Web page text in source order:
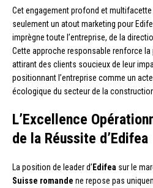
Cet engagement profond et multifacette
seulement un atout marketing pour
imprègne toute l’entreprise, de la
Cette approche responsable renforce la
attirant des clients soucieux de leur
positionnant l’entreprise comme un
écologique du secteur de la
L’Excellence
de la Réussite d’Edifea
La position de leader d’Edifea sur le
Suisse romande ne repose pas